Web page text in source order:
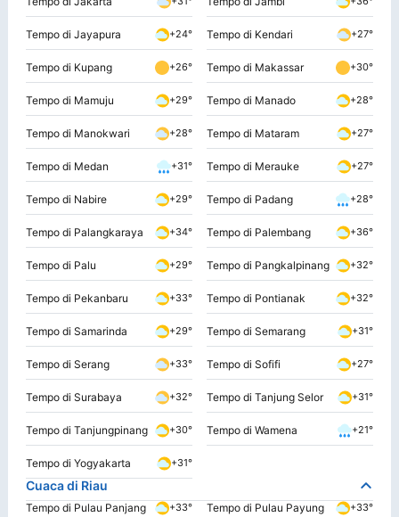
Tempo di Jayapura +24° Tempo di Kendari +27°
Tempo di Kupang +26° Tempo di Makassar +30°
Tempo di Mamuju +29° Tempo di Manado +28°
Tempo di Manokwari +28° Tempo di Mataram +27°
Tempo di Medan +31° Tempo di Merauke +27°
Tempo di Nabire +29° Tempo di Padang +28°
Tempo di Palangkaraya +34° Tempo di Palembang +36°
Tempo di Palu +29° Tempo di Pangkalpinang +32°
Tempo di Pekanbaru +33° Tempo di Pontianak +32°
Tempo di Samarinda +29° Tempo di Semarang +31°
Tempo di Serang +33° Tempo di Sofifi +27°
Tempo di Surabaya +32° Tempo di Tanjung Selor +31°
Tempo di Tanjungpinang +30° Tempo di Wamena +21°
Tempo di Yogyakarta +31°
Cuaca di Riau
Tempo di Pulau Panjang +33° Tempo di Pulau Payung +33°